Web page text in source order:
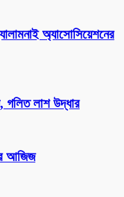
অ্যাসোসিয়েশনের
গলিত লাশ উদ্ধার
আজিজ